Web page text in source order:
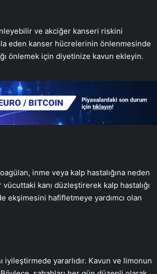
ve akciğer kanseri riskini
eden kanser hücrelerinin önlenmesinde
önlemek için diyetinize kavun ekleyin.
inme veya kalp hastalığına neden
kanı düzleştirerek kalp hastalığı
ekşimesini hafifletmeye yardımcı olan
yararlıdır. Kavun ve limonun